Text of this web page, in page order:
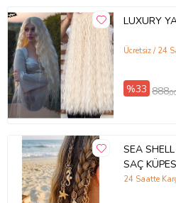
LUXURY
Ücretsiz / 24
%33 888
SEA
SAÇ
24 Saatte